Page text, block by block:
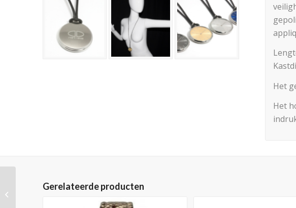
Het
Het
Gerelateerde producten
Hanghorloge met